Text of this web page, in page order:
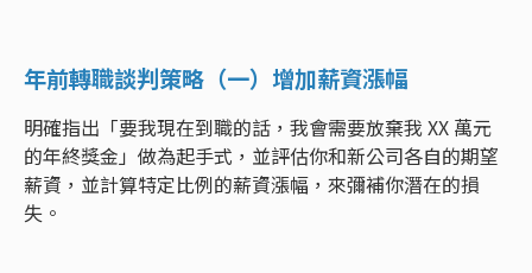
年前轉職談判策略（一）增加薪資漲幅
明確指出「要我現在到職的話，我會需要放棄我 XX 萬元
的年終獎金」做為起手式，並評估你和新公司各自的期望
薪資，並計算特定比例的薪資漲幅，來彌補你潛在的損
失。